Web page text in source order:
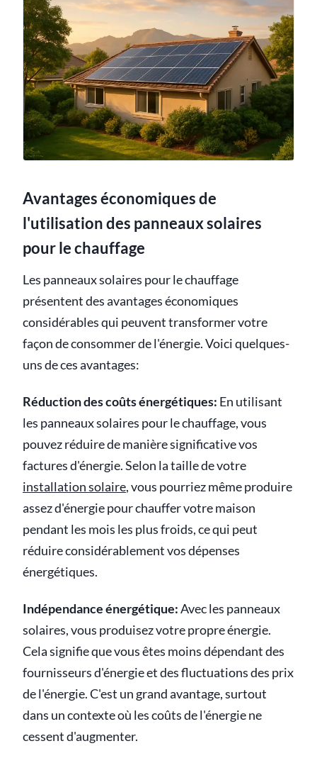
Avantages économiques de
l'utilisation des panneaux solaires
pour le chauffage
Les panneaux solaires pour le chauffage
présentent des avantages économiques
considérables qui peuvent transformer votre
façon de consommer de l'énergie. Voici quelques-
uns de ces avantages:
Réduction des coûts énergétiques: En utilisant
les panneaux solaires pour le chauffage, vous
pouvez réduire de manière significative vos
factures d'énergie. Selon la taille de votre
installation solaire, vous pourriez même produire
assez d'énergie pour chauffer votre maison
pendant les mois les plus froids, ce qui peut
réduire considérablement vos dépenses
énergétiques.
Indépendance énergétique:Avec les panneaux
solaires, vous produisez votre propre énergie.
Cela signifie que vous êtes moins dépendant des
fournisseurs d'énergie et des fluctuations des prix
de l'énergie. C'est un grand avantage, surtout
dans un contexte où les coûts de l'énergie ne
cessent d'augmenter.